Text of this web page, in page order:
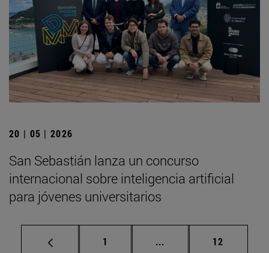
20 | 05 | 2026
San Sebastián lanza un concurso
internacional sobre inteligencia artificial
para jóvenes universitarios
Página
1 ... Páginas intermedias
Página
12